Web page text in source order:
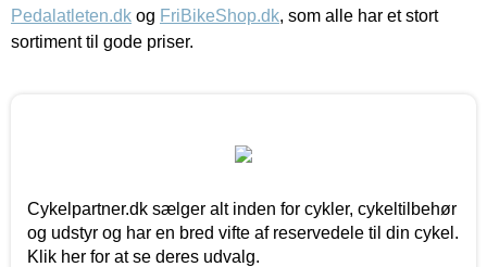
Pedalatleten.dk og FriBikeShop.dk, som alle har et stort
sortiment til gode priser.
Cykelpartner.dk sælger alt inden for cykler, cykeltilbehør
og udstyr og har en bred vifte af reservedele til din cykel.
Klik her for at se deres udvalg.